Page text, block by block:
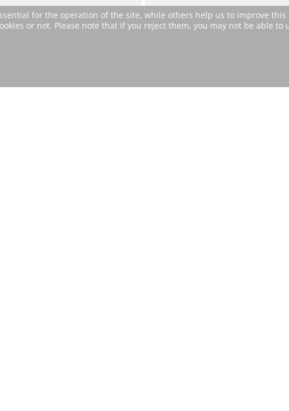
for the operation of the site, while others help us to improve
or not. Please note that if you reject them, you may not be able